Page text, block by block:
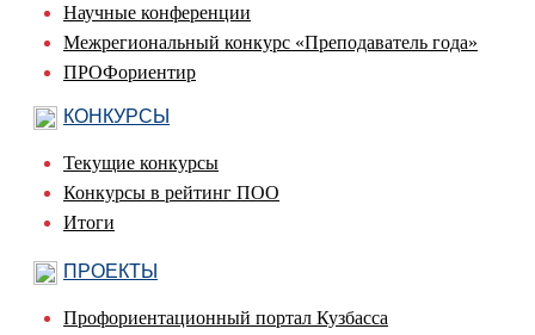
Научные конференции
Межрегиональный конкурс «Преподаватель года»
ПРОФориентир
КОНКУРСЫ
Текущие конкурсы
Конкурсы в рейтинг ПОО
Итоги
ПРОЕКТЫ
Профориентационный портал Кузбасса